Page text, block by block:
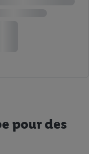
pour des